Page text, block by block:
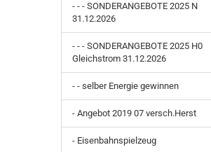
- - - SONDERANGEBOTE 2025 N
31.12.2026
- - - SONDERANGEBOTE 2025 H0
Gleichstrom 31.12.2026
- - selber Energie gewinnen
- Angebot 2019 07 versch.Herst
- Eisenbahnspielzeug